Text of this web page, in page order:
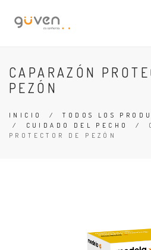
CAPARAZÓN
PEZÓN
INICIO /TODOS LOS
/ CUIDADO DEL PECHO /
PROTECTOR DE PEZÓN